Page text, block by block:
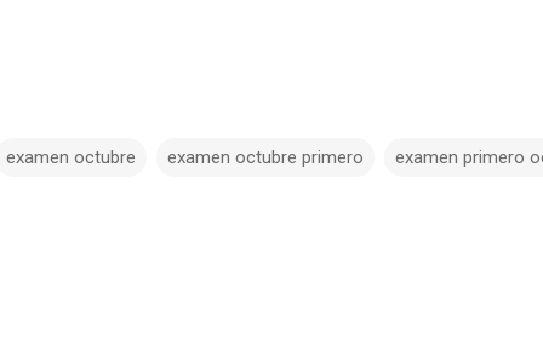
examen octubre examen octubre primero examen primero